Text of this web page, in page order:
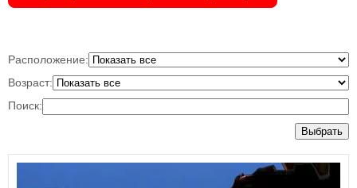
Расположение:
Возраст:
Поиск:
Выбрать